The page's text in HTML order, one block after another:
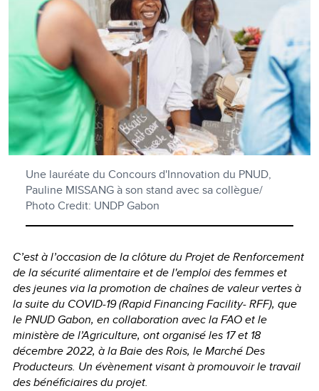
Une lauréate du Concours d'Innovation du PNUD,
Pauline MISSANG à son stand avec sa collègue/
Photo Credit: UNDP Gabon
C’est à l’occasion de la clôture du Projet de Renforcement
de la sécurité alimentaire et de l'emploi des femmes et
des jeunes via la promotion de chaînes de valeur vertes à
la suite du COVID-19 (Rapid Financing Facility- RFF), que
le PNUD Gabon, en collaboration avec la FAO et le
ministère de l’Agriculture, ont organisé les 17 et 18
décembre 2022, à la Baie des Rois, le Marché Des
Producteurs. Un évènement visant à promouvoir le travail
des bénéficiaires du projet.